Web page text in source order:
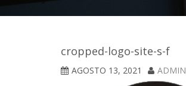
cropped-logo-site-s-f
AGOSTO 13, 2021 ADMIN